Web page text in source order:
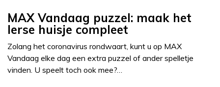
MAX Vandaag puzzel: maak het
Ierse huisje compleet
Zolang het coronavirus rondwaart, kunt u op MAX
Vandaag elke dag een extra puzzel of ander spelletje
vinden. U speelt toch ook mee?…